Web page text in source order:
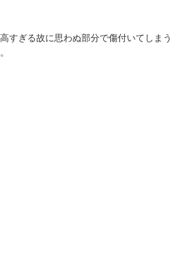
すぎる故に思わぬ部分で傷付いてしまう